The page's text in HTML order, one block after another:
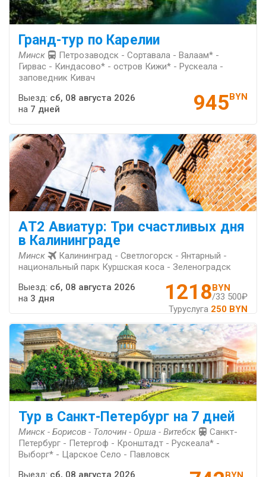
Гранд-тур по Карелии
Минск
Петрозаводск - Сортавала - Валаам* -
Гирвас - Киндасово* - остров Кижи* - Рускеала -
заповедник Кивач
945BYN
Выезд: сб, 08 августа 2026
на 7 дней
АT2 Авиатур: Три счастливых дня
в Калининграде
Минск
Калининград - Светлогорск - Янтарный -
национальный парк Куршская коса - Зеленоградск
1218BYN
/33 500₽
Туруслуга 250 BYN
Выезд: сб, 08 августа 2026
на 3 дня
Тур в Санкт-Петербург на 7 дней
Минск - Борисов - Толочин - Орша - Витебск
Санкт-
Петербург - Петергоф - Кронштадт - Рускеала* -
Выборг* - Царское Село - Павловск
Выезд: сб, 08 августа 2026